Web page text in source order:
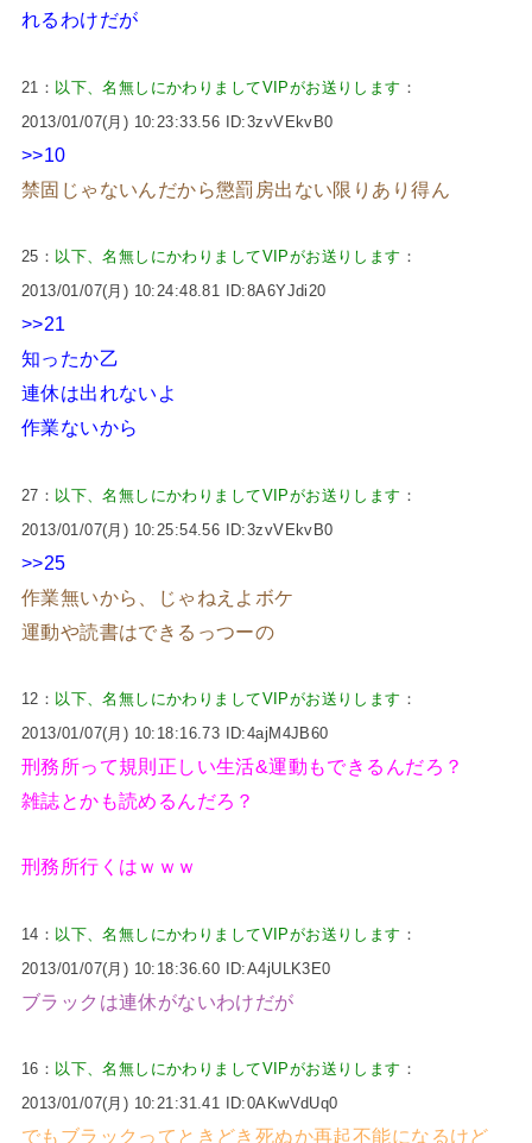
れるわけだが
21： 以下、名無しにかわりましてVIPがお送りします ：
2013/01/07(月) 10:23:33.56 ID:3zvVEkvB0
>>10
禁固じゃないんだから懲罰房出ない限りあり得ん
25： 以下、名無しにかわりましてVIPがお送りします ：
2013/01/07(月) 10:24:48.81 ID:8A6YJdi20
>>21
知ったか乙
連休は出れないよ
作業ないから
27： 以下、名無しにかわりましてVIPがお送りします ：
2013/01/07(月) 10:25:54.56 ID:3zvVEkvB0
>>25
作業無いから、じゃねえよボケ
運動や読書はできるっつーの
12： 以下、名無しにかわりましてVIPがお送りします ：
2013/01/07(月) 10:18:16.73 ID:4ajM4JB60
刑務所って規則正しい生活&運動もできるんだろ？
雑誌とかも読めるんだろ？
刑務所行くはｗｗｗ
14： 以下、名無しにかわりましてVIPがお送りします ：
2013/01/07(月) 10:18:36.60 ID:A4jULK3E0
ブラックは連休がないわけだが
16： 以下、名無しにかわりましてVIPがお送りします ：
2013/01/07(月) 10:21:31.41 ID:0AKwVdUq0
でもブラックってときどき死ぬか再起不能になるけど